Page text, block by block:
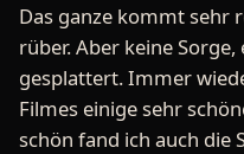
Das ganze kommt sehr
rüber. Aber keine
gesplattert. Immer
Filmes einige sehr
schön fand ich auch die